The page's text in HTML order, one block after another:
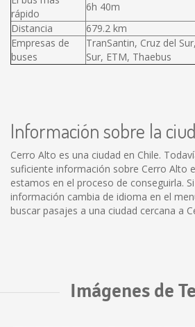
rápido
6h 40m
Distancia
679.2 km
Empresas de
buses
TranSantin, Cruz del
Sur, ETM, Thaebus
Información sobre la
Cerro Alto es una ciudad en Chile.
suficiente información sobre Cerro Alto
estamos en el proceso de conseguirla.
información cambia de idioma en el
buscar pasajes a una ciudad cercana a
Imágenes de